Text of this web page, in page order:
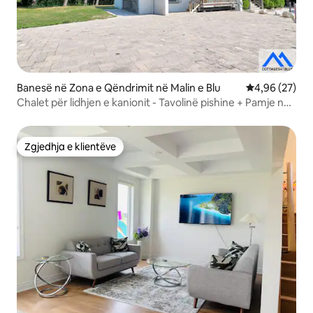
Banesë në Zona e Qëndrimit në Malin e Blu Vlerësimi
4,96 (27)
Chalet për lidhjen e kanionit - Tavolinë pishine + Pamje nga
Zgjedhja e klientëve
Zgjedhja e klientëve